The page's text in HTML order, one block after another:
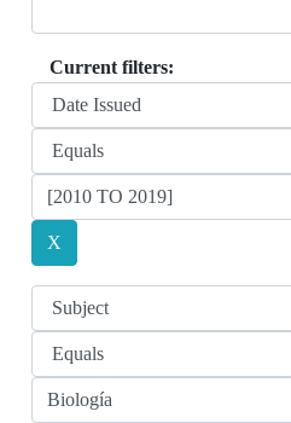
Current filters: